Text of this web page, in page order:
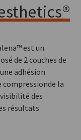
est un
de 2 couches de
adhésion
la
des
résultats